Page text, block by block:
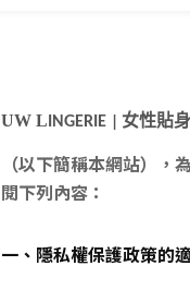
UW LINGERIE 女性貼
（以下簡稱本網站）
閱下列內容：
一、隱私權保護政策的